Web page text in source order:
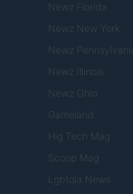
Newz Florida
Newz New York
Newz Pennsylvania
Newz Illinois
Newz Ohio
Gameland
Hig Tech Mag
Scoop Mag
Lgbtqia News